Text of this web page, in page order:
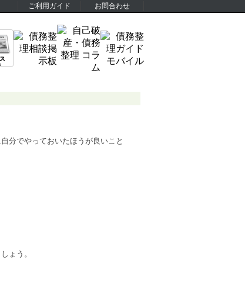
ご利用ガイド お問合わせ
分でやっておいたほうが良いこと
ょう。